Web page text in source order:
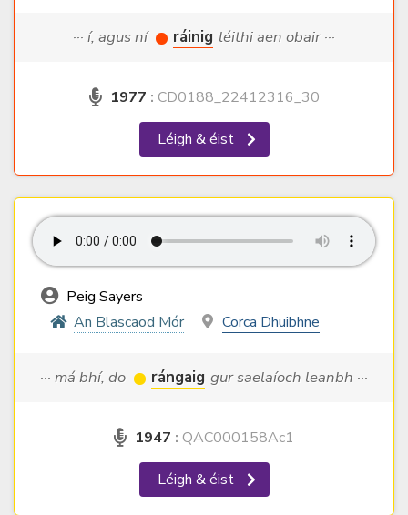
··· í, agus ní ráinig léithi aen obair ···
1977 : CD0188_22412316_30
Léigh & éist
Peig Sayers
An Blascaod Mór
Corca Dhuibhne
··· má bhí, do rángaig gur saelaíoch leanbh ···
1947 : QAC000158Ac1
Léigh & éist